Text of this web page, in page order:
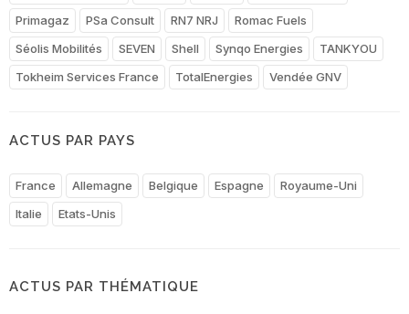
Primagaz
PSa Consult RN7 NRJ
Romac Fuels
Séolis Mobilités
SEVEN Shell Synqo Energies
TANKYOU
Tokheim Services France
TotalEnergies Vendée GNV
ACTUS PAR PAYS
France Allemagne Belgique Espagne
Royaume-Uni
Italie
Etats-Unis
ACTUS PAR THÉMATIQUE